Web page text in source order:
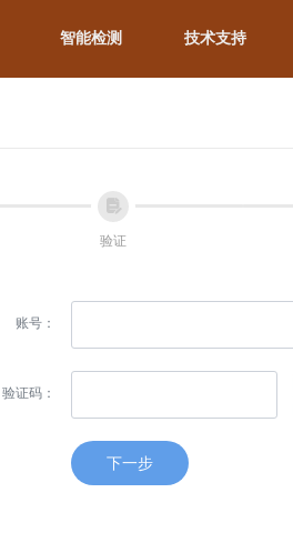
智能检测 技术支持
넖
验证
账号：
验证码：
下一步